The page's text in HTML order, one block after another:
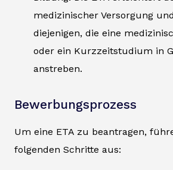
medizinischer Versorgung
diejenigen, die eine
oder ein Kurzzeitstudium in
anstreben.
Bewerbungsprozess
Um eine ETA zu beantragen,
folgenden Schritte aus: